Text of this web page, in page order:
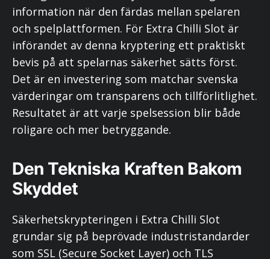
information när den färdas mellan spelaren
och spelplattformen. För Extra Chilli Slot är
införandet av denna kryptering ett praktiskt
bevis på att spelarnas säkerhet sätts först.
Det är en investering som matchar svenska
värderingar om transparens och tillförlitlighet.
Resultatet är att varje spelsession blir både
roligare och mer betryggande.
Den Tekniska Kraften Bakom
Skyddet
Säkerhetskrypteringen i Extra Chilli Slot
grundar sig på beprövade industristandarder
som SSL (Secure Socket Layer) och TLS